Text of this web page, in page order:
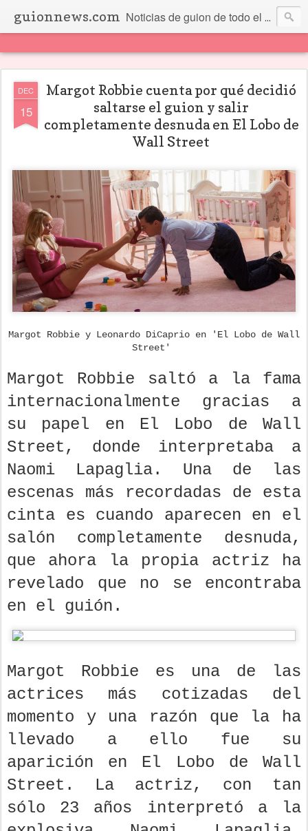
guionnews.com Noticias de guion de todo el mundo... Y más.
DEC
15
Margot Robbie cuenta por qué decidió
saltarse el guion y salir
completamente desnuda en El Lobo de
Wall Street
Margot Robbie y Leonardo DiCaprio en 'El Lobo de Wall
Street'
Margot Robbie saltó a la fama
internacionalmente gracias a
su papel en El Lobo de Wall
Street, donde interpretaba a
Naomi Lapaglia. Una de las
escenas más recordadas de esta
cinta es cuando aparecen en el
salón completamente desnuda,
que ahora la propia actriz ha
revelado que no se encontraba
en el guión.
Margot Robbie es una de las
actrices más cotizadas del
momento y una razón que la ha
llevado a ello fue su
aparición en El Lobo de Wall
Street. La actriz, con tan
sólo 23 años interpretó a la